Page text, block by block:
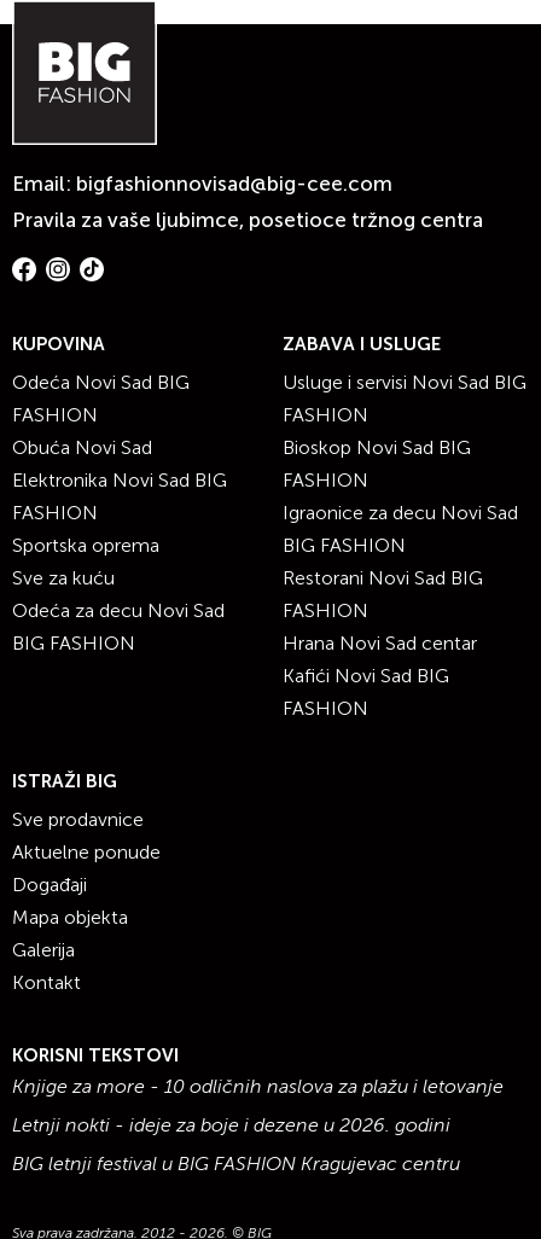
Email: bigfashionnovisad@big-cee.com
Pravila za vaše ljubimce, posetioce tržnog centra
KUPOVINA
Odeća Novi Sad BIG
FASHION
Obuća Novi Sad
Elektronika Novi Sad BIG
FASHION
Sportska oprema
Sve za kuću
Odeća za decu Novi Sad
BIG FASHION
ZABAVA I USLUGE
Usluge i servisi Novi Sad BIG
FASHION
Bioskop Novi Sad BIG
FASHION
Igraonice za decu Novi Sad
BIG FASHION
Restorani Novi Sad BIG
FASHION
Hrana Novi Sad centar
Kafići Novi Sad BIG
FASHION
ISTRAŽI BIG
Sve prodavnice
Aktuelne ponude
Događaji
Mapa objekta
Galerija
Kontakt
KORISNI TEKSTOVI
Knjige za more - 10 odličnih naslova za plažu i letovanje
Letnji nokti - ideje za boje i dezene u 2026. godini
BIG letnji festival u BIG FASHION Kragujevac centru
Sva prava zadržana. 2012 - 2026. © BIG